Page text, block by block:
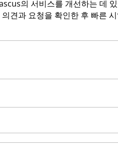
의 서비스를 개선하는 데
견과 요청을 확인한 후 빠른